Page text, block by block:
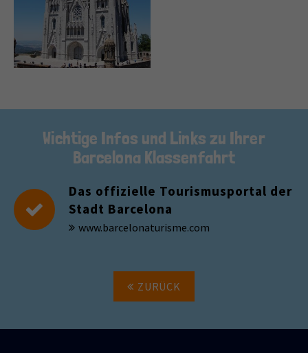
Wichtige Infos und Links zu Ihrer
Barcelona Klassenfahrt
Das offizielle Tourismusportal der
Stadt Barcelona
www.barcelonaturisme.com
ZURÜCK